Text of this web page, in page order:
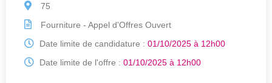
75
Fourniture - Appel d'Offres Ouvert
Date limite de candidature : 01/10/2025 à 12h00
Date limite de l'offre : 01/10/2025 à 12h00